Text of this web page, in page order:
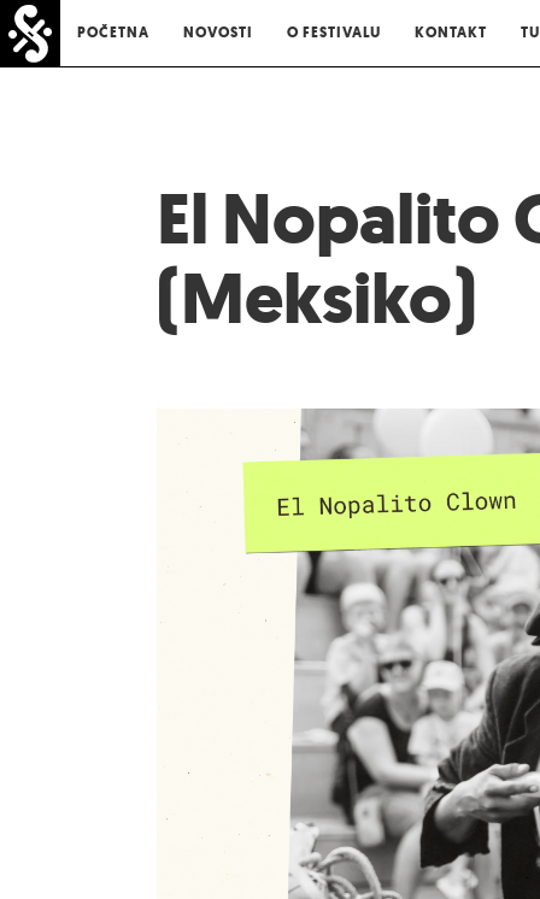
POČETNA NOVOSTI O FESTIVALU KONTAKT
El Nopalito
(Meksiko)